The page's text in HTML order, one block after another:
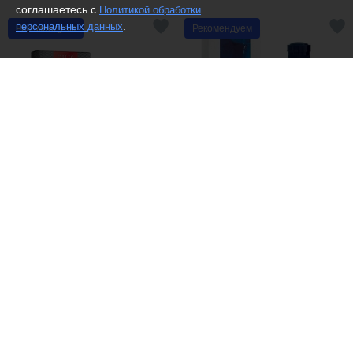
Рекомендуем Рекомендуем
соглашаетесь с Политикой обработки
персональных данных